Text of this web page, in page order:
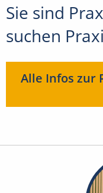
Sie sind
suchen
Alle Infos zur